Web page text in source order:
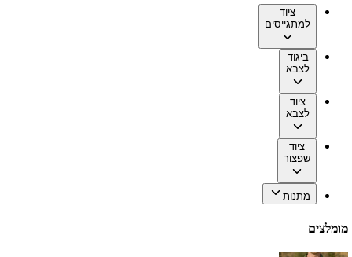
ציוד
למתגייסים
ביגוד
לצבא
ציוד
לצבא
ציוד
שפצור
מתנות
מומלצים